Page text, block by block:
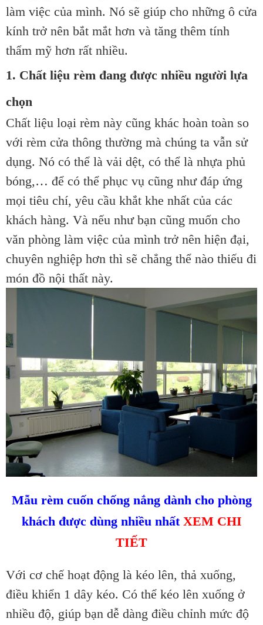
làm việc của mình. Nó sẽ giúp cho những ô cửa
kính trở nên bắt mắt hơn và tăng thêm tính
thẩm mỹ hơn rất nhiều.
1. Chất liệu rèm đang được nhiều người lựa
chọn
Chất liệu loại rèm này cũng khác hoàn toàn so
với rèm cửa thông thường mà chúng ta vẫn sử
dụng. Nó có thể là vải dệt, có thể là nhựa phủ
bóng,… để có thể phục vụ cũng như đáp ứng
mọi tiêu chí, yêu cầu khắt khe nhất của các
khách hàng. Và nếu như bạn cũng muốn cho
văn phòng làm việc của mình trở nên hiện đại,
chuyên nghiệp hơn thì sẽ chẳng thể nào thiếu đi
món đồ nội thất này.
Mẫu rèm cuốn chống nắng dành cho phòng
khách được dùng nhiều nhất XEM CHI
TIẾT
Với cơ chế hoạt động là kéo lên, thả xuống,
điều khiển 1 dây kéo. Có thể kéo lên xuống ở
nhiều độ, giúp bạn dễ dàng điều chỉnh mức độ